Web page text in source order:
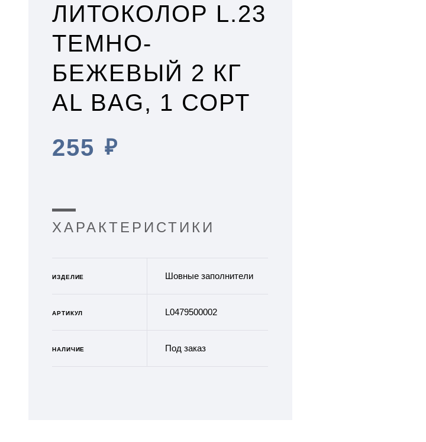
ЛИТОКОЛОР L.23
ТЕМНО-
БЕЖЕВЫЙ 2 КГ
AL BAG, 1 СОРТ
255 ₽
ХАРАКТЕРИСТИКИ
ИЗДЕЛИЕ Шовные заполнители
АРТИКУЛ L0479500002
НАЛИЧИЕ Под заказ